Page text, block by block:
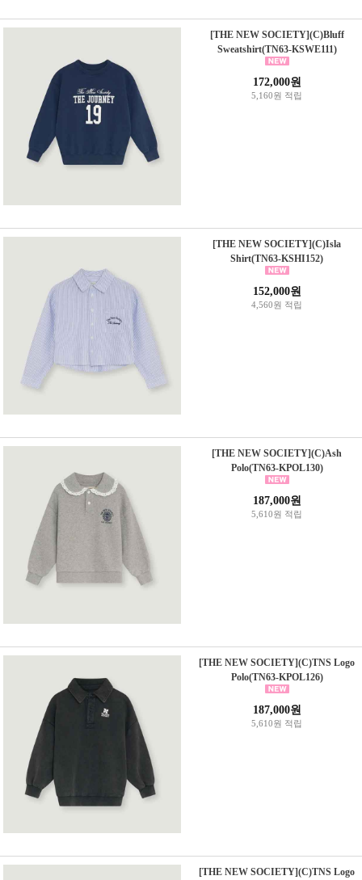
[THE NEW SOCIETY](C)Bluff
Sweatshirt(TN63-KSWE111)
172,000원
5,160원 적립
[THE NEW SOCIETY](C)Isla
Shirt(TN63-KSHI152)
152,000원
4,560원 적립
[THE NEW SOCIETY](C)Ash
Polo(TN63-KPOL130)
187,000원
5,610원 적립
[THE NEW SOCIETY](C)TNS Logo
Polo(TN63-KPOL126)
187,000원
5,610원 적립
[THE NEW SOCIETY](C)TNS Logo